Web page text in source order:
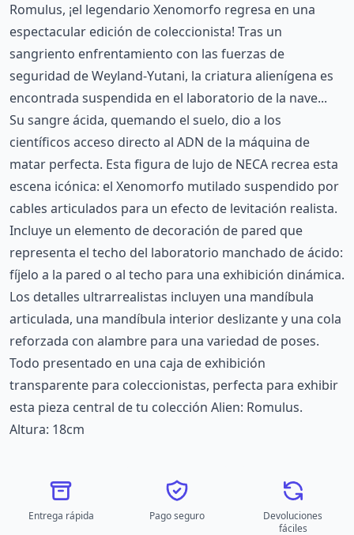
Romulus, ¡el legendario Xenomorfo regresa en una
espectacular edición de coleccionista! Tras un
sangriento enfrentamiento con las fuerzas de
seguridad de Weyland-Yutani, la criatura alienígena es
encontrada suspendida en el laboratorio de la nave...
Su sangre ácida, quemando el suelo, dio a los
científicos acceso directo al ADN de la máquina de
matar perfecta. Esta figura de lujo de NECA recrea esta
escena icónica: el Xenomorfo mutilado suspendido por
cables articulados para un efecto de levitación realista.
Incluye un elemento de decoración de pared que
representa el techo del laboratorio manchado de ácido:
fíjelo a la pared o al techo para una exhibición dinámica.
Los detalles ultrarrealistas incluyen una mandíbula
articulada, una mandíbula interior deslizante y una cola
reforzada con alambre para una variedad de poses.
Todo presentado en una caja de exhibición
transparente para coleccionistas, perfecta para exhibir
esta pieza central de tu colección Alien: Romulus.
Altura: 18cm
Entrega rápida Pago seguro
Devoluciones
fáciles